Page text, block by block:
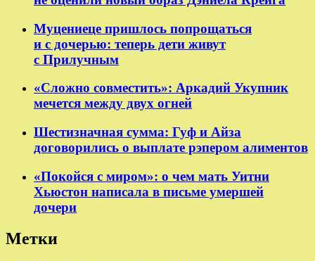
Муцениеце пришлось попрощаться
и с дочерью: теперь дети живут
с Прилучным
«Сложно совместить»: Аркадий Укупник
мечется между двух огней
Шестизначная сумма: Гуф и Айза
договорились о выплате рэпером алиментов
«Покойся с миром»: о чем мать Уитни
Хьюстон написала в письме умершей
дочери
Метки